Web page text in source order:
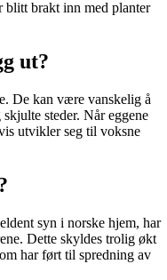
blitt brakt inn med planter
ut?
De kan være vanskelig å
steder. Når eggene
utvikler seg til voksne
syn i norske hjem, har
Dette skyldes trolig økt
har ført til spredning av